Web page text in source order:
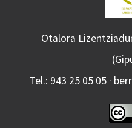
Otalora
Tel.: 943 25 05 05 ·